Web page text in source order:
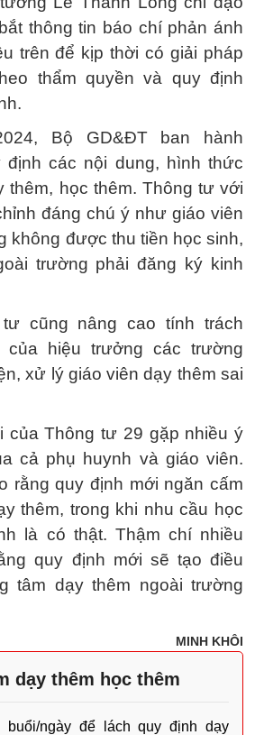
thông tin báo chí phản ánh
trên để kịp thời có giải pháp
thẩm quyền và quy định
Bộ GD&ĐT ban hành
các nội dung, hình thức
thêm, học thêm. Thông tư với
đáng chú ý như giáo viên
không được thu tiền học sinh,
trường phải đăng ký kinh
cũng nâng cao tính trách
của hiệu trưởng các trường
xử lý giáo viên dạy thêm sai
của Thông tư 29 gặp nhiều ý
cả phụ huynh và giáo viên.
rằng quy định mới ngăn cấm
thêm, trong khi nhu cầu học
là có thật. Thậm chí nhiều
quy định mới sẽ tạo điều
tâm dạy thêm ngoài trường
MINH KHÔI
dạy thêm học thêm
ngày để lách quy định dạy